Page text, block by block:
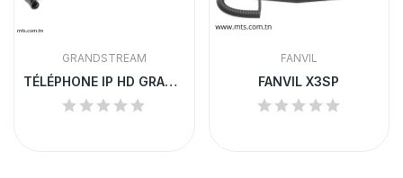
GRANDSTREAM
TÉLÉPHONE IP HD GRANDSTREAM | GXP2160
FANVIL
FANVIL X3SP